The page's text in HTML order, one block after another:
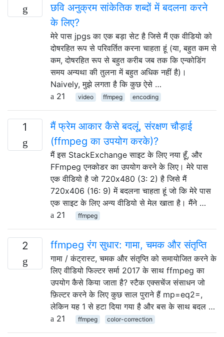
छवि अनुक्रम सांकेतिक शब्दों में बदलना करने
के लिए?
मेरे पास jpgs का एक बड़ा सेट है जिसे मैं एक वीडियो को
दोषरहित रूप से परिवर्तित करना चाहता हूं (या, बहुत कम से
कम, दोषरहित रूप से बहुत करीब जब तक कि एन्कोडिंग
समय अन्यथा की तुलना में बहुत अधिक नहीं है)।
Naively, मुझे लगता है कि कुछ ऐसे …
21
video ffmpeg encoding
1
मैं फ्रेम आकार कैसे बदलूं, संरक्षण चौड़ाई
(ffmpeg का उपयोग करके)?
मैं इस StackExchange साइट के लिए नया हूँ, और
FFmpeg एनकोडर का उपयोग करने के लिए। मेरे पास
एक वीडियो है जो 720x480 (3: 2) है जिसे मैं
720x406 (16: 9) में बदलना चाहता हूं जो कि मेरे पास
एक साइट के लिए अन्य वीडियो से मेल खाता है। मैंने …
21
ffmpeg
2 ffmpeg रंग सुधार: गामा, चमक और संतृप्ति
गामा / कंट्रास्ट, चमक और संतृप्ति को समायोजित करने के
लिए वीडियो फिल्टर सर्मा 2017 के साथ ffmpeg का
उपयोग कैसे किया जाता है? स्टैक एक्सचेंज संसाधन जो
फ़िल्टर करने के लिए कुछ साल पुराने हैं mp=eq2=,
लेकिन यह 1 से हटा दिया गया है और बस के साथ बदल …
21
ffmpeg color-correction